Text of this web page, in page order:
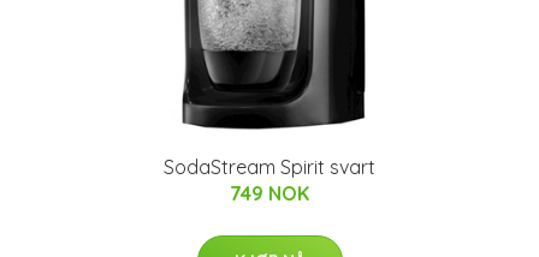
SodaStream Spirit svart
749 NOK